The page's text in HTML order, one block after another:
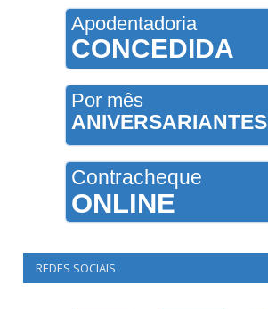
Apodentadoria
CONCEDIDA
Por mês
ANIVERSARIANTES
Contracheque
ONLINE
REDES SOCIAIS